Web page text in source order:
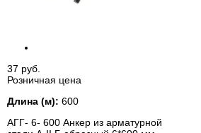
37 руб.
Розничная цена
Длина (м): 600
АГГ- 6- 600 Анкер из арматурной